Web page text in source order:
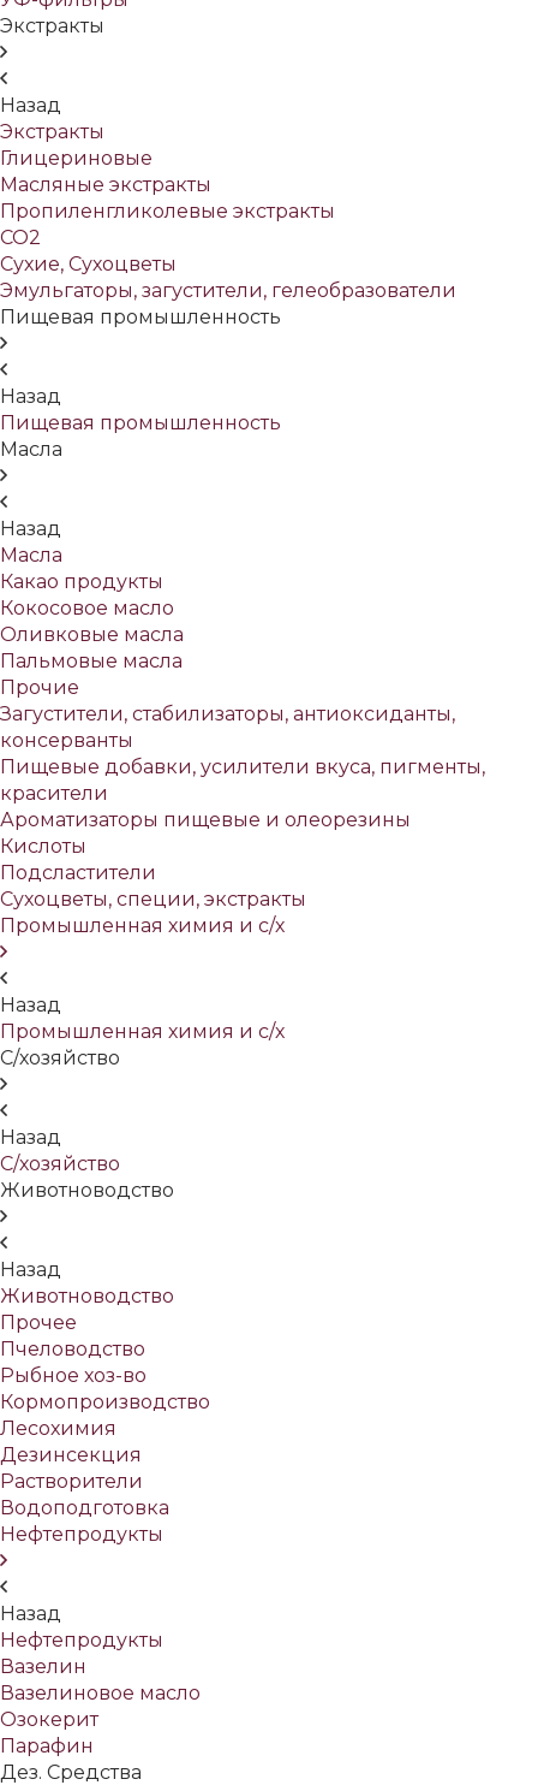
Экстракты
Назад
Экстракты
Глицериновые
Масляные экстракты
Пропиленгликолевые экстракты
СО2
Сухие, Сухоцветы
Эмульгаторы, загустители, гелеобразователи
Пищевая промышленность
Назад
Пищевая промышленность
Масла
Назад
Масла
Какао продукты
Кокосовое масло
Оливковые масла
Пальмовые масла
Прочие
Загустители, стабилизаторы, антиоксиданты,
консерванты
Пищевые добавки, усилители вкуса, пигменты,
красители
Ароматизаторы пищевые и олеорезины
Кислоты
Подсластители
Сухоцветы, специи, экстракты
Промышленная химия и с/х
Назад
Промышленная химия и с/х
С/хозяйство
Назад
С/хозяйство
Животноводство
Назад
Животноводство
Прочее
Пчеловодство
Рыбное хоз-во
Кормопроизводство
Лесохимия
Дезинсекция
Растворители
Водоподготовка
Нефтепродукты
Назад
Нефтепродукты
Вазелин
Вазелиновое масло
Озокерит
Парафин
Дез. Средства